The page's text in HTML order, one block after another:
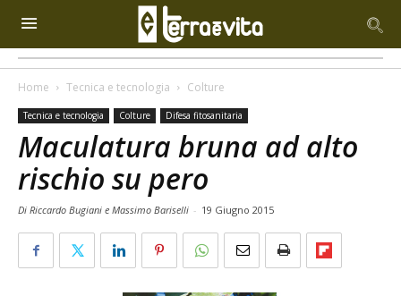
Home Tecnica e tecnologia Colture
Tecnica e tecnologia Colture Difesa fitosanitaria
Maculatura bruna ad alto
rischio su pero
Di Riccardo Bugiani e Massimo Bariselli - 19 Giugno 2015